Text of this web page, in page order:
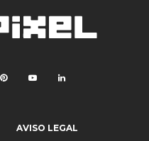
AVISO LEGAL